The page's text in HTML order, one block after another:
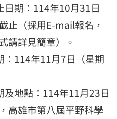
日期：114年10月31日
止（採用E-mail報名，
請詳見簡章）。
：114年11月7日（星期
及地點：114年11月23日
高雄市第八屆平野科學